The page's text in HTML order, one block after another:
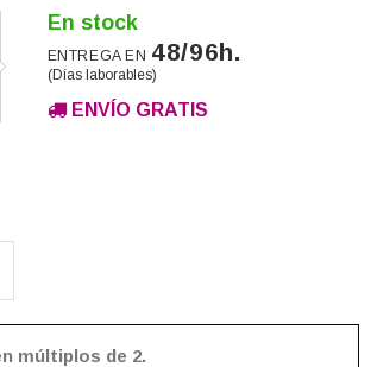
En stock
ENTREGA EN 48/96h.
(Días laborables)
ENVÍO GRATIS
múltiplos de 2.